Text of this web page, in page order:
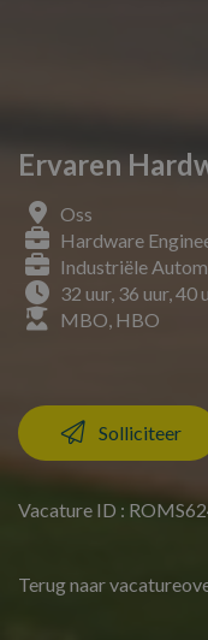
Ervaren
Oss
Hardware
Industriële
32 uur, 36 uur, 40
MBO, HBO
Solliciteer
Vacature ID :
Terug naar